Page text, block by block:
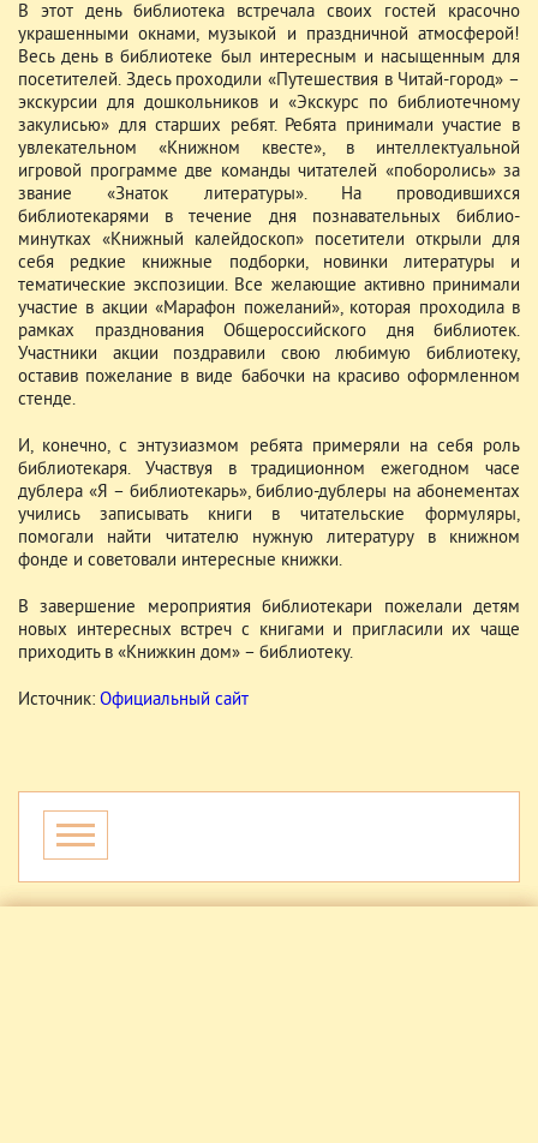
В этот день библиотека встречала своих гостей красочно
украшенными окнами, музыкой и праздничной атмосферой!
Весь день в библиотеке был интересным и насыщенным для
посетителей. Здесь проходили «Путешествия в Читай-город» –
экскурсии для дошкольников и «Экскурс по библиотечному
закулисью» для старших ребят. Ребята принимали участие в
увлекательном «Книжном квесте», в интеллектуальной
игровой программе две команды читателей «поборолись» за
звание «Знаток литературы». На проводившихся
библиотекарями в течение дня познавательных библио-
минутках «Книжный калейдоскоп» посетители открыли для
себя редкие книжные подборки, новинки литературы и
тематические экспозиции. Все желающие активно принимали
участие в акции «Марафон пожеланий», которая проходила в
рамках празднования Общероссийского дня библиотек.
Участники акции поздравили свою любимую библиотеку,
оставив пожелание в виде бабочки на красиво оформленном
стенде.
И, конечно, с энтузиазмом ребята примеряли на себя роль
библиотекаря. Участвуя в традиционном ежегодном часе
дублера «Я – библиотекарь», библио-дублеры на абонементах
учились записывать книги в читательские формуляры,
помогали найти читателю нужную литературу в книжном
фонде и советовали интересные книжки.
В завершение мероприятия библиотекари пожелали детям
новых интересных встреч с книгами и пригласили их чаще
приходить в «Книжкин дом» – библиотеку.
Источник: Официальный сайт